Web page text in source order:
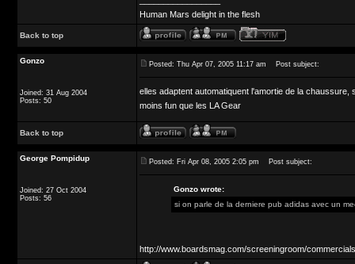
Human Mars delight in the flesh
Back to top
Gonzo
Joined: 31 Aug 2004
Posts: 50
Posted: Thu Apr 07, 2005 11:17 am Post subject:
elles adaptent automatiquent l'amortie de la chaussure,
moins fun que les LA Gear
Back to top
George Pompidup
Joined: 27 Oct 2004
Posts: 56
Posted: Fri Apr 08, 2005 2:05 pm Post subject:
Gonzo wrote:
si on parle de la derniere pub adidas avec un
http://www.boardsmag.com/screeningroom/